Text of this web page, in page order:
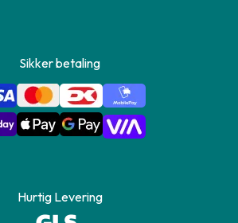
Sikker betaling
Hurtig Levering